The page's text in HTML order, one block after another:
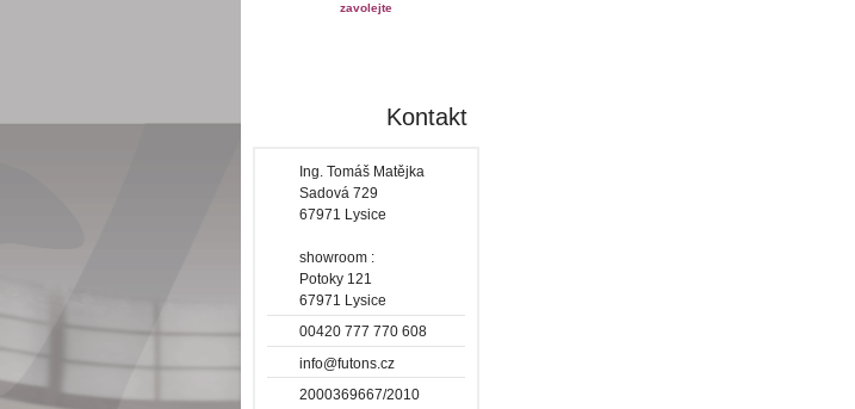
zavolejte
Kontakt
Ing. Tomáš Matějka
Sadová 729
67971 Lysice
showroom :
Potoky 121
67971 Lysice
00420 777 770 608
info@futons.cz
2000369667/2010